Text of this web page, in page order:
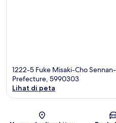
1222-5 Fuke Misaki-Cho
Prefecture, 5990303
Lihat di peta